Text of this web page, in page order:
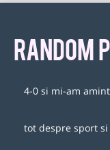
RANDOM
4-0 si mi-am
tot despre sport